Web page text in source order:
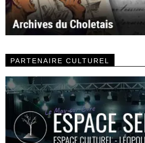
PARTENAIRE CULTUREL